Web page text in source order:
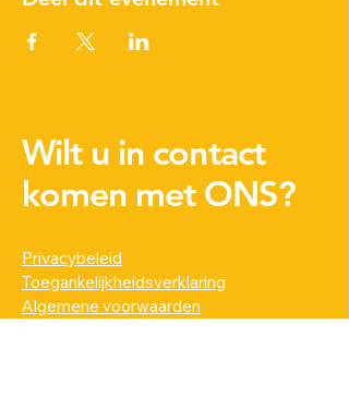
Wilt u in contact
komen met ONS?
Privacybeleid
Toegankelijkheidsverklaring
Algemene voorwaarden